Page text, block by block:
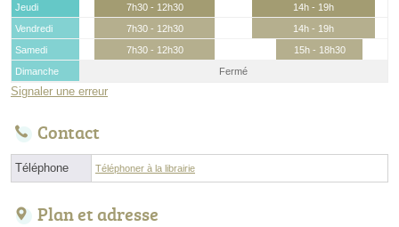
Jeudi
7h30 - 12h30
14h - 19h
Vendredi
7h30 - 12h30
14h - 19h
Samedi
7h30 - 12h30
15h - 18h30
Dimanche
Fermé
Signaler une erreur
Contact
Téléphone Téléphoner à la librairie
Plan et adresse